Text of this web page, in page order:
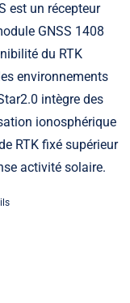
est un récepteur
GNSS 1408
du RTK
environnements
intègre des
ionosphérique
RTK fixé supérieur
activité solaire.